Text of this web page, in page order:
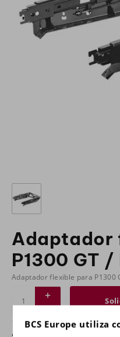
BCS Europe utiliza
Adaptador
P1300 GT /
Adaptador flexible para P1300
¿Tiene alguna